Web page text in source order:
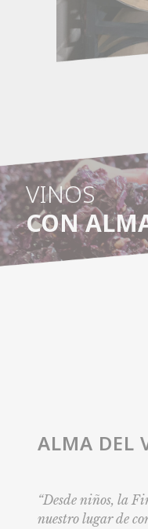
VINOS
CON
ALMA DEL
“Desde niños, la
nuestro lugar de